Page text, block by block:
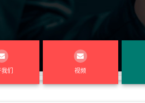
们 视频